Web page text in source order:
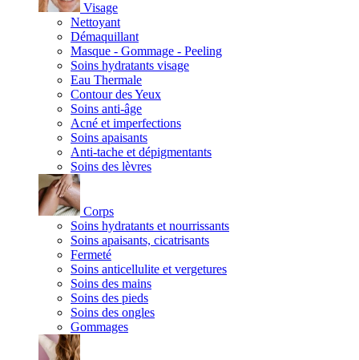
Visage
Nettoyant
Démaquillant
Masque - Gommage - Peeling
Soins hydratants visage
Eau Thermale
Contour des Yeux
Soins anti-âge
Acné et imperfections
Soins apaisants
Anti-tache et dépigmentants
Soins des lèvres
Corps
Soins hydratants et nourrissants
Soins apaisants, cicatrisants
Fermeté
Soins anticellulite et vergetures
Soins des mains
Soins des pieds
Soins des ongles
Gommages